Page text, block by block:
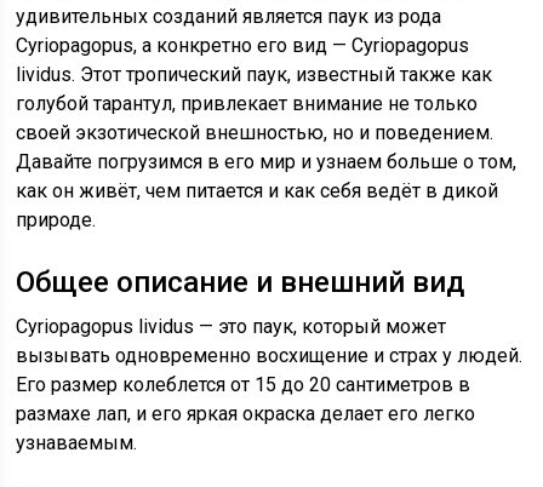
удивительных созданий является паук из рода
Cyriopagopus, а конкретно его вид — Cyriopagopus
lividus. Этот тропический паук, известный также как
голубой тарантул, привлекает внимание не только
своей экзотической внешностью, но и поведением.
Давайте погрузимся в его мир и узнаем больше о том,
как он живёт, чем питается и как себя ведёт в дикой
природе.
Общее описание и внешний вид
Cyriopagopus lividus — это паук, который может
вызывать одновременно восхищение и страх у людей.
Его размер колеблется от 15 до 20 сантиметров в
размахе лап, и его яркая окраска делает его легко
узнаваемым.